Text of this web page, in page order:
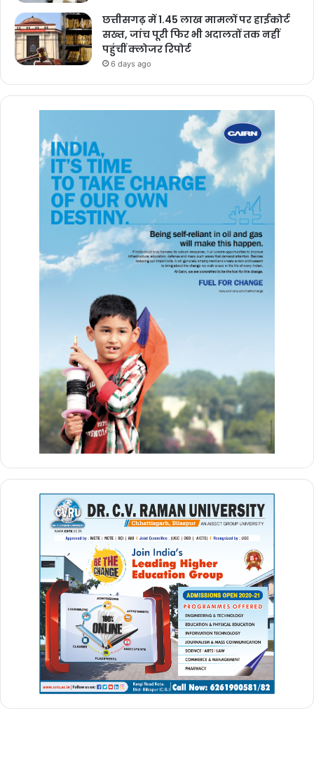
छत्तीसगढ़ में 1.45 लाख मामलों पर हाईकोर्ट
सख्त, जांच पूरी फिर भी अदालतों तक नहीं
पहुंचीं क्लोजर रिपोर्ट
6 days ago